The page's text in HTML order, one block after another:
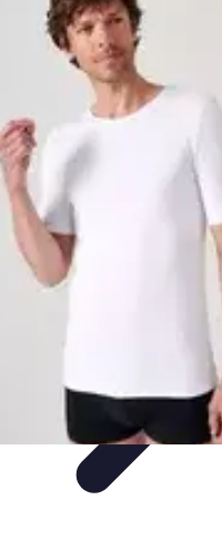
Mode et Style
Conseils
Optimisation du